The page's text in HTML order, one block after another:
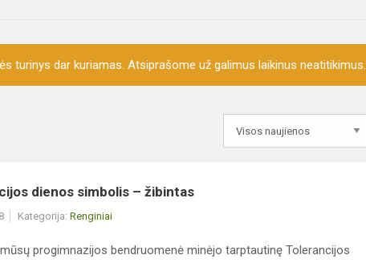
turinys dar kuriamas. Atsiprašome už galimus laikinus neatitikimus.
dienos simbolis – žibintas
Kategorija: Renginiai
progimnazijos bendruomenė minėjo tarptautinę Tolerancijos